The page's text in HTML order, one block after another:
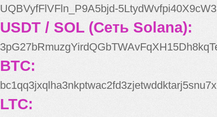
UQBVyfFlVFln_P9A5bjd-
USDT / SOL (Сеть Solana):
BTC:
bc1qq3jxqlha3nkptwac2fd3zjetwddktarj5snu7x
LTC: